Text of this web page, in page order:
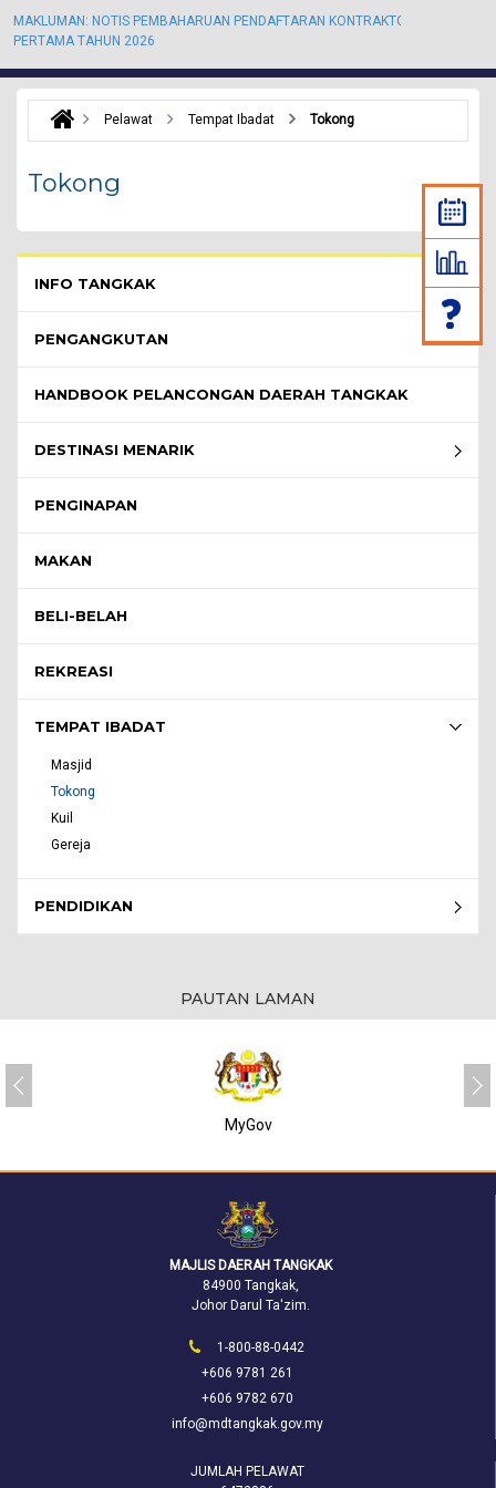
MAKLUMAN: NOTIS PEMBAHARUAN PENDAFTARAN KONTRAKTOR KALI
PERTAMA TAHUN 2026
Pelawat Tempat Ibadat Tokong
Tokong
INFO TANGKAK
PENGANGKUTAN
HANDBOOK PELANCONGAN DAERAH TANGKAK
DESTINASI MENARIK
PENGINAPAN
MAKAN
BELI-BELAH
REKREASI
TEMPAT IBADAT
Masjid
Tokong
Kuil
Gereja
PENDIDIKAN
PAUTAN LAMAN
MyGov
MAJLIS DAERAH TANGKAK
84900 Tangkak,
Johor Darul Ta'zim.
1-800-88-0442
+606 9781 261
+606 9782 670
info@mdtangkak.gov.my
JUMLAH PELAWAT